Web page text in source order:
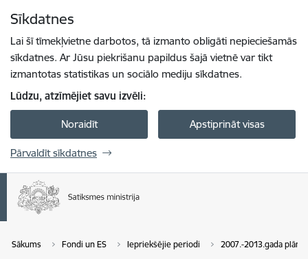
Sīkdatnes
Lai šī tīmekļvietne darbotos, tā izmanto obligāti nepieciešamās
sīkdatnes. Ar Jūsu piekrišanu papildus šajā vietnē var tikt
izmantotas statistikas un sociālo mediju sīkdatnes.
Lūdzu, atzīmējiet savu izvēli:
Noraidīt Apstiprināt visas
Pārvaldīt sīkdatnes
Sākums Fondi un ES Iepriekšējie periodi 2007.-2013.gada